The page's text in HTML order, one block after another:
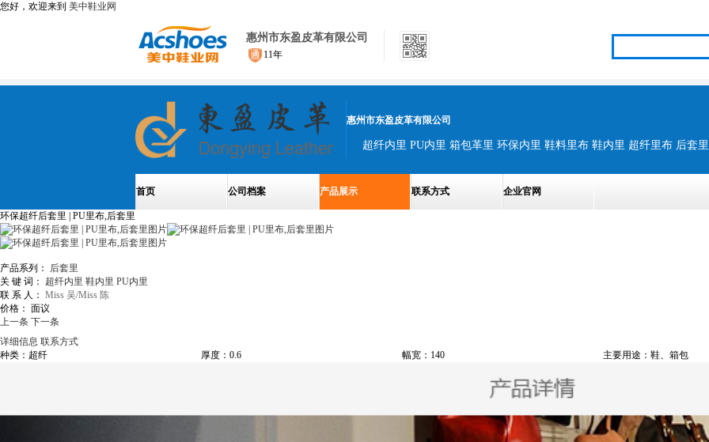
您好，欢迎来到 美中鞋业网
惠州市东盈皮革有限公司
11年
惠州市东盈皮革有限公司
超纤内里 PU内里 箱包革里 环保内里 鞋料里布 鞋内里 超纤里布 后套
首页 公司档案 产品展示 联系方式 企业官网
环保超纤后套里 | PU里布,后套里
产品系列：
后套里
关 键 词：
超纤内里 鞋内里 PU内里
联 系 人： Miss 吴/Miss 陈
价格： 面议
上一条 下一条
详细信息 联系方式
种类：超纤
厚度：0.6 幅宽：140 主要用途：鞋、箱包